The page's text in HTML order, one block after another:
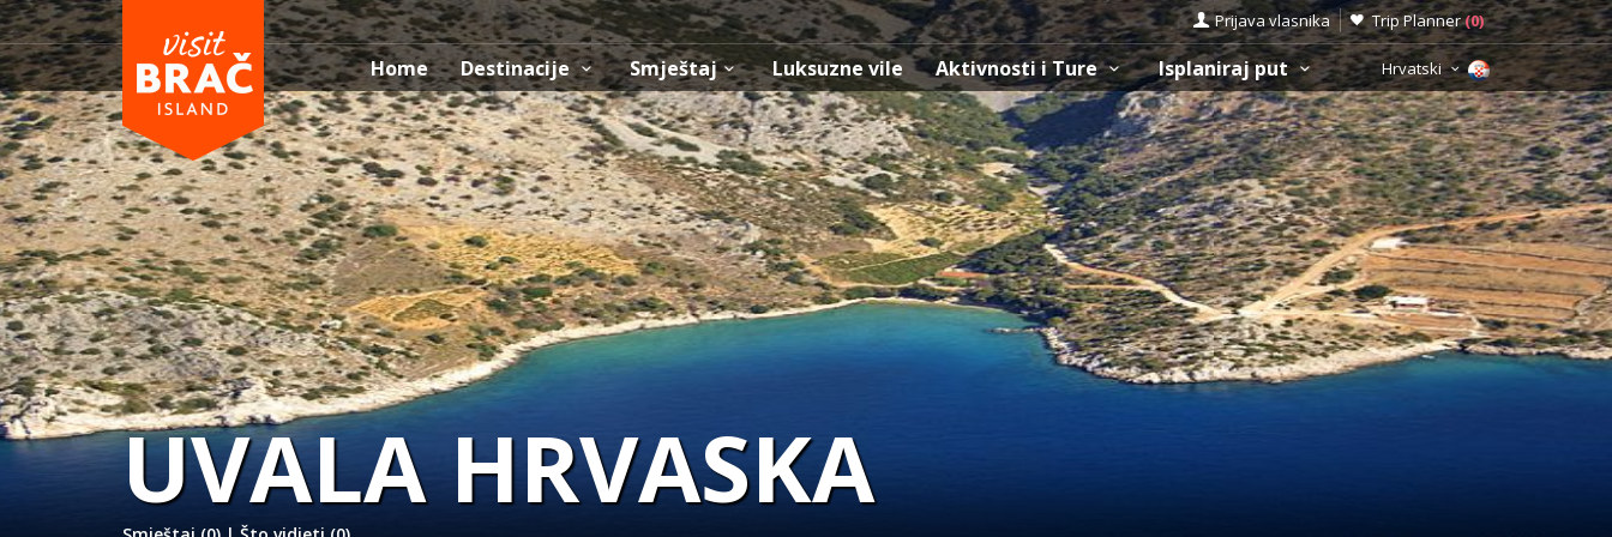
Prijava vlasnika Trip Planner(0)
Home Destinacije Smještaj Luksuzne vile Aktivnosti i Ture Isplaniraj put Hrvatski
UVALA HRVASKA